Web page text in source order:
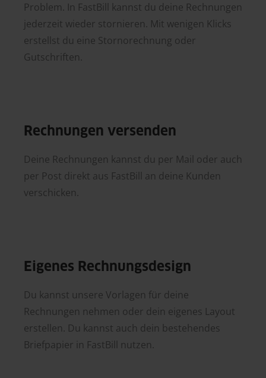
Problem. In FastBill kannst du deine Rechnungen
jederzeit wieder stornieren. Mit wenigen Klicks
erstellst du eine Stornorechnung oder
Gutschriften.
Rechnungen versenden
Deine Rechnungen kannst du per Mail oder auch
per Post direkt aus FastBill an deine Kunden
verschicken.
Eigenes Rechnungsdesign
Du kannst unsere Vorlagen für deine
Rechnungen nehmen oder dein eigenes Layout
erstellen. Du kannst auch dein bestehendes
Briefpapier in FastBill nutzen.